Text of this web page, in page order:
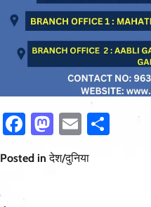
Facebook
Mastodon
EmailShare
Posted inदेश/दुनिया